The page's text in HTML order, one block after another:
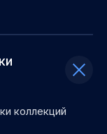
коллекций